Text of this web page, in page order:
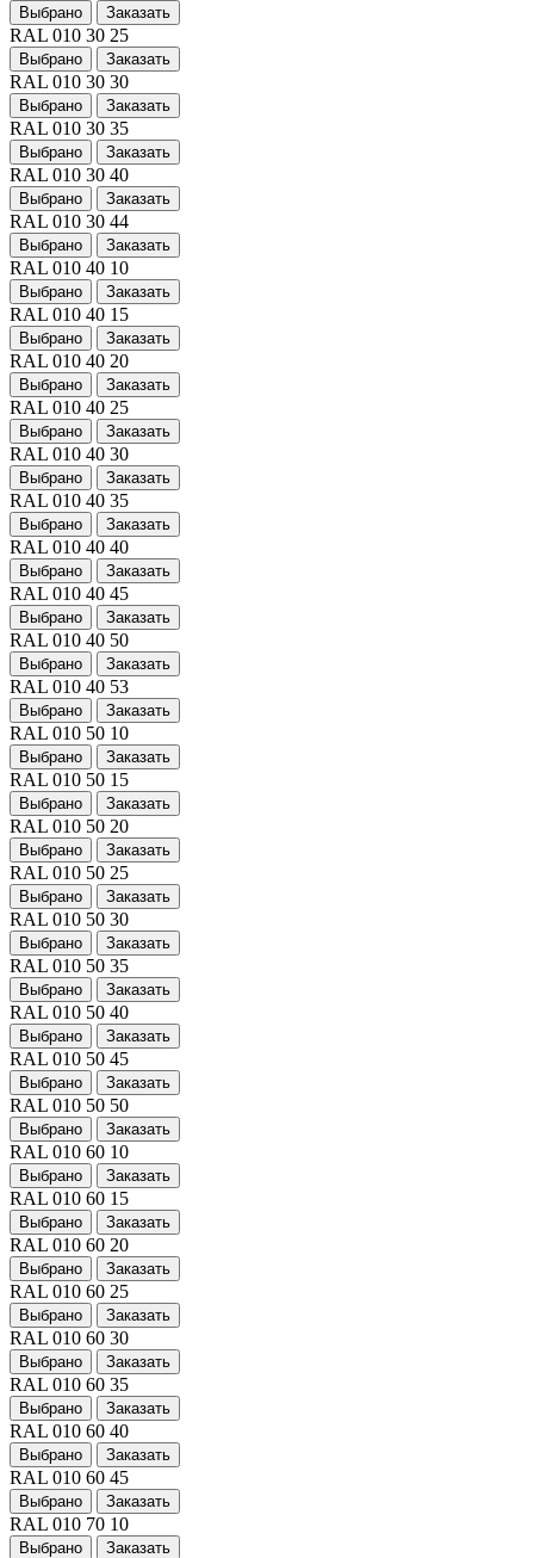
Выбрано Заказать
RAL 010 30 25
Выбрано Заказать
RAL 010 30 30
Выбрано Заказать
RAL 010 30 35
Выбрано Заказать
RAL 010 30 40
Выбрано Заказать
RAL 010 30 44
Выбрано Заказать
RAL 010 40 10
Выбрано Заказать
RAL 010 40 15
Выбрано Заказать
RAL 010 40 20
Выбрано Заказать
RAL 010 40 25
Выбрано Заказать
RAL 010 40 30
Выбрано Заказать
RAL 010 40 35
Выбрано Заказать
RAL 010 40 40
Выбрано Заказать
RAL 010 40 45
Выбрано Заказать
RAL 010 40 50
Выбрано Заказать
RAL 010 40 53
Выбрано Заказать
RAL 010 50 10
Выбрано Заказать
RAL 010 50 15
Выбрано Заказать
RAL 010 50 20
Выбрано Заказать
RAL 010 50 25
Выбрано Заказать
RAL 010 50 30
Выбрано Заказать
RAL 010 50 35
Выбрано Заказать
RAL 010 50 40
Выбрано Заказать
RAL 010 50 45
Выбрано Заказать
RAL 010 50 50
Выбрано Заказать
RAL 010 60 10
Выбрано Заказать
RAL 010 60 15
Выбрано Заказать
RAL 010 60 20
Выбрано Заказать
RAL 010 60 25
Выбрано Заказать
RAL 010 60 30
Выбрано Заказать
RAL 010 60 35
Выбрано Заказать
RAL 010 60 40
Выбрано Заказать
RAL 010 60 45
Выбрано Заказать
RAL 010 70 10
Выбрано Заказать